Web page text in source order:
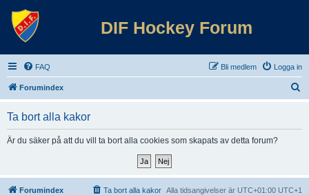
DIF Hockey Forum
FAQ Logga in
Bli medlem
Forumindex
Ta bort alla kakor
Är du säker på att du vill ta bort alla cookies som skapats av detta forum?
Forumindex Alla tidsangivelser är UTC+01:00 UTC+1
Ta bort alla kakor